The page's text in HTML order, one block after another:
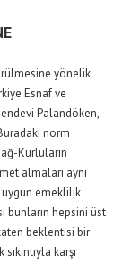
yönelik
Esnaf ve
Palandöken,
norm
Kurluların
almaları aynı
emeklilik
bunların hepsini üst
beklentisi bir
karşı